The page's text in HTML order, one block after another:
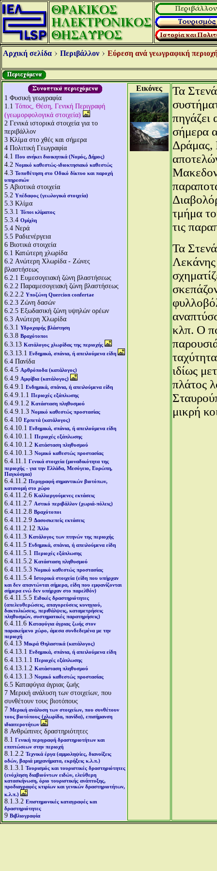
Αρχική σελίδα Περιβάλλον Εύρεση ανά γεωγραφική
1 Φυσική γεωγραφία
1.1 Τόπος, Θέση, Γενική Περιγραφή
(γεωμορφολογικά στοιχεία)
2 Γενικά ιστορικά στοιχεία για το
περιβάλλον
3 Κλίμα στο χθές και σήμερα
4 Πολιτική Γεωγραφία
4.1 Που ανήκει διοικητικά (Νομός, Δήμος)
4.2 Νομικό καθεστώς-ιδιοκτησιακό καθεστώς
4.3 Τοποθέτηση στο Οδικό δίκτυο και παροχή
υπηρεσιών
5 Αβιοτικά στοιχεία
5.2 Υπέδαφος (γεωλογικά στοιχεία)
5.3 Κλίμα
5.3.1 Τύποι κλίματος
5.3.4 Ομίχλη
5.4 Νερά
5.5 Ραδιενέργεια
6 Βιοτικά στοιχεία
6.1 Κατώτερη χλωρίδα
6.2 Aνώτερη Χλωρίδα - Ζώνες
βλαστήσεως
6.2.1 Ευμεσογειακή ζώνη βλαστήσεως
6.2.2 Παραμεσογειακή ζώνη βλαστήσεως
6.2.2.2 Υποζώνη Quercion confertae
6.2.3 Ζώνη δασών
6.2.5 Εξωδασική ζώνη υψηλών ορέων
6.3 Aνώτερη Χλωρίδα
6.3.1 Υδροχαρής βλάστηση
6.3.8 Βραχότοποι
6.3.13 Κατάλογος χλωρίδας της περιοχής
6.3.13.1 Ενδημικά, σπάνια, ή απειλούμενα είδη
6.4 Πανίδα
6.4.5 Αρθρόποδα (κατάλογος)
6.4.9 Αμφίβια (κατάλογος)
6.4.9.1 Ενδημικά, σπάνια, ή απειλούμενα είδη
6.4.9.1.1 Περιοχές εξάπλωσης
6.4.9.1.2 Κατάσταση πληθυσμού
6.4.9.1.3 Νομικό καθεστώς προστασίας
6.4.10 Ερπετά (κατάλογος)
6.4.10.1 Ενδημικά, σπάνια, ή απειλούμενα είδη
6.4.10.1.1 Περιοχές εξάπλωσης
6.4.10.1.2 Κατάσταση πληθυσμού
6.4.10.1.3 Νομικό καθεστώς προστασίας
6.4.11.1 Γενικά στοιχεία (μοναδικότητα της
περιοχής - για την Ελλάδα, Μεσόγειο, Ευρώπη,
Παγκόσμια)
6.4.11.2 Περιγραφή σημαντικών βιοτόπων,
κατανομή στο χώρο
6.4.11.2.6 Καλλιεργούμενες εκτάσεις
6.4.11.2.7 Αστικό περιβάλλον (χωριά-πόλεις)
6.4.11.2.8 Βραχότοποι
6.4.11.2.9 Δασοσκεπείς εκτάσεις
6.4.11.2.12 Άλλο
6.4.11.3 Κατάλογος των πτηνών της περιοχής
6.4.11.5 Ενδημικά, σπάνια, ή απειλούμενα είδη
6.4.11.5.1 Περιοχές εξάπλωσης
6.4.11.5.2 Κατάσταση πληθυσμού
6.4.11.5.3 Νομικό καθεστώς προστασίας
6.4.11.5.4 Ιστορικά στοιχεία (είδη που υπήρχαν
και δεν απαντώνται σήμερα, είδη που εμφανίζονται
σήμερα ενώ δεν υπήρχαν στο παρελθόν)
6.4.11.5.5 Ειδικές δραστηριότητες
(απελευθερώσεις, απαγορεύσεις κυνηγιού,
δακτυλιώσεις, περιθάλψεις, καταμετρήσεις
πληθυσμών, συστηματικές παρατηρήσεις)
6.4.11.6 Καταφύγια άγριας ζωής στον
παρακείμενο χώρο, άμεσα συνδεδεμένα με την
περιοχή
6.4.13 Μικρά Θηλαστικά (κατάλογος)
6.4.13.1 Ενδημικά, σπάνια, ή απειλούμενα είδη
6.4.13.1.1 Περιοχές εξάπλωσης
6.4.13.1.2 Κατάσταση πληθυσμού
6.4.13.1.3 Νομικό καθεστώς προστασίας
6.5 Καταφύγια άγριας ζωής
7 Μερική ανάλυση των στοιχείων, που
συνθέτουν τους βιοτόπους
7 Μερική ανάλυση των στοιχείων, που συνθέτουν
τους βιοτόπους (χλωρίδα, πανίδα), επισήμανση
ιδιαιτεροτήτων
8 Ανθρώπινες δραστηριότητες
8.1 Γενική περιγραφή δραστηριοτήτων και
επιπτώσεων στην περιοχή
8.1.2.2 Τεχνικά έργα (αμμοληψίες, διανοίξεις
οδών, βαριά μηχανήματα, εκρήξεις κ.λ.π.)
8.1.3.1 Τουρισμός και τουριστικές δραστηριότητες
(ενόχληση διαβιούντων ειδών, ελεύθερη
κατασκήνωση, όριο τουριστικής ανάπτυξης,
προδιαγραφές κτιρίων και γενικών δραστηριοτήτων,
κ.λ.π.)
8.1.3.2 Επιστημονικές καταγραφές και
δραστηριότητες
9 Βιβλιογραφία
Εικόνες
Τα
πηγάζει
σήμερα
Δράμας,
τμήμα
τις
Τα
κλπ. Ο
ιδίως
πλάτος
μικρή